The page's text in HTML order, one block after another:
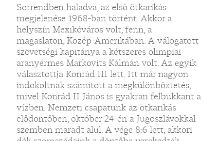
Sorrendben haladva, az első ötkarikás
megjelenése 1968-ban történt. Akkor a
helyszín Mexikóváros volt, fenn, a
magaslaton, Közép-Amerikában. A válogatott
szövetségi kapitánya a kétszeres olimpiai
aranyérmes Markovits Kálmán volt. Az egyik
választottja Konrád III lett. Itt már nagyon
indokoltnak számított a megkülönböztetés,
mivel Konrád II János is gyakran felbukkant a
vízben. Nemzeti csapatunk az ötkarikás
elődöntőben, október 24-én a Jugoszlávokkal
szemben maradt alul. A vége 8:6 lett, akkori